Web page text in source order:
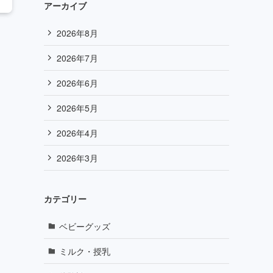
アーカイブ
2026年8月
2026年7月
2026年6月
2026年5月
2026年4月
2026年3月
カテゴリー
ベビーグッズ
ミルク・授乳